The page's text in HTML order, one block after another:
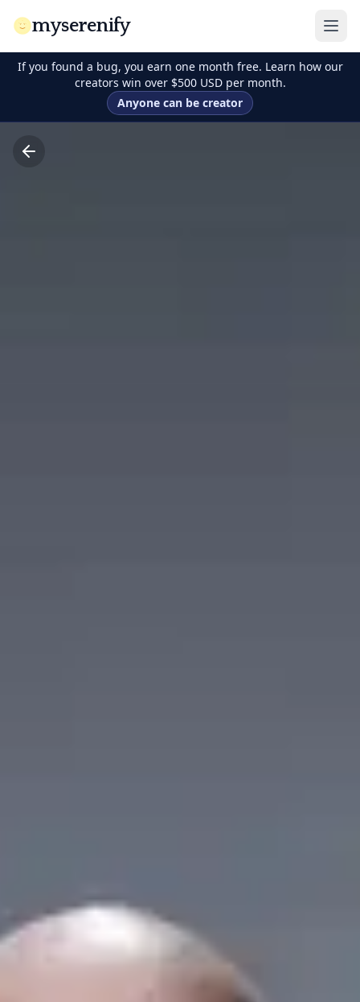
myserenify
If you found a bug, you earn one month free. Learn how our
creators win over $500 USD per month.
Anyone can be creator